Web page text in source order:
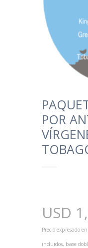
POR
USD
Precio expresado
incluidos, base